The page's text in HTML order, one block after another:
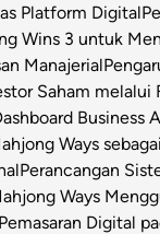
Platform Digital
Wins 3 untuk
Manajerial
Saham melalui
Business
Ways
Perancangan
Ways
Digital